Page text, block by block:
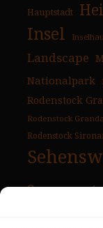
Hauptstadt
Insel
Landscape
Nationalpark
Rodenstock
Rodenstock
Rodenstock